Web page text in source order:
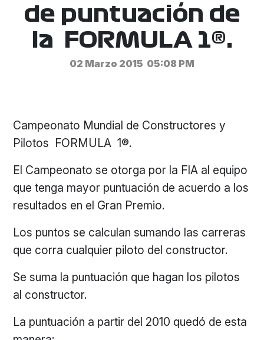
de puntuación de
la FORMULA 1®.
02 Marzo 2015 05:08 PM
Campeonato Mundial de Constructores y
Pilotos FORMULA 1®.
El Campeonato se otorga por la FIA al equipo
que tenga mayor puntuación de acuerdo a los
resultados en el Gran Premio.
Los puntos se calculan sumando las carreras
que corra cualquier piloto del constructor.
Se suma la puntuación que hagan los pilotos
al constructor.
La puntuación a partir del 2010 quedó de esta